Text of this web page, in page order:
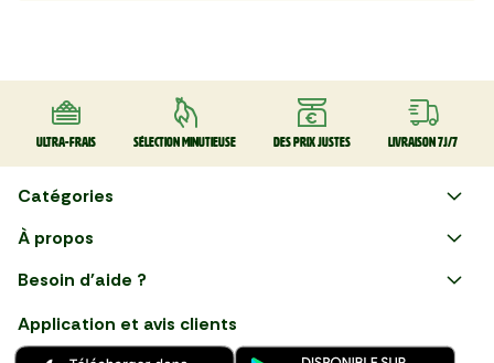
Ultra-frais Sélection minutieuse Des prix justes Livraison 7J/7
Catégories
Faire ses courses en ligne
Nouveautés
À propos
et savoir-faire français en
choisissant notre service de
Besoin d'aide ?
Application et avis clients